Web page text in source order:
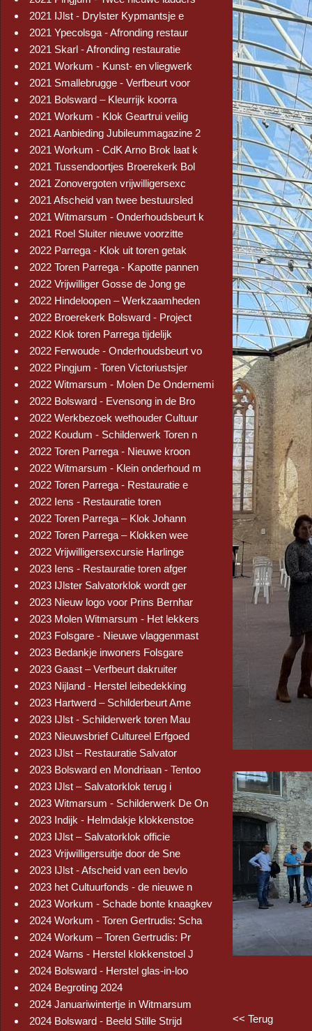
2021 IJlst - Drylster Kypmantsje e
2021 Ypecolsga - Afronding restaur
2021 Skarl - Afronding restauratie
2021 Workum - Kunst- en vliegwerk
2021 Smallebrugge - Verfbeurt voor
2021 Bolsward – Kleurrijk koorra
2021 Workum - Klok Geartrui veilig
2021 Aanbieding Jubileummagazine 2
2021 Workum - CdK Arno Brok laat k
2021 Tussendoortjes Broerekerk Bol
2021 Zonovergoten vrijwilligersexc
2021 Afscheid van twee bestuursled
2021 Witmarsum - Onderhoudsbeurt k
2021 Roel Sluiter nieuwe voorzitte
2022 Parrega - Klok uit toren getak
2022 Toren Parrega - Kapotte pannen
2022 Vrijwilliger Gosse de Jong ge
2022 Hindeloopen – Werkzaamheden
2022 Broerekerk Bolsward - Project
2022 Klok toren Parrega tijdelijk
2022 Ferwoude - Onderhoudsbeurt vo
2022 Pingjum - Toren Victoriustsjer
2022 Witmarsum - Molen De Ondernemi
2022 Bolsward - Evensong in de Bro
2022 Werkbezoek wethouder Cultuur
2022 Koudum - Schilderwerk Toren n
2022 Toren Parrega - Nieuwe kroon
2022 Witmarsum - Klein onderhoud m
2022 Toren Parrega - Restauratie e
2022 Iens - Restauratie toren
2022 Toren Parrega – Klok Johann
2022 Toren Parrega – Klokken wee
2022 Vrijwilligersexcursie Harlinge
2023 Iens - Restauratie toren afger
2023 IJlster Salvatorklok wordt ger
2023 Nieuw logo voor Prins Bernhar
2023 Molen Witmarsum - Het lekkers
2023 Folsgare - Nieuwe vlaggenmast
2023 Bedankje inwoners Folsgare
2023 Gaast – Verfbeurt dakruiter
2023 Nijland - Herstel leibedekking
2023 Hartwerd – Schilderbeurt Ame
2023 IJlst - Schilderwerk toren Mau
2023 Nieuwsbrief Cultureel Erfgoed
2023 IJlst – Restauratie Salvator
2023 Bolsward en Mondriaan - Tentoo
2023 IJlst – Salvatorklok terug i
2023 Witmarsum - Schilderwerk De On
2023 Indijk - Helmdakje klokkenstoe
2023 IJlst – Salvatorklok officie
2023 Vrijwilligersuitje door de Sne
2023 IJlst - Afscheid van een bevlo
2023 het Cultuurfonds - de nieuwe n
2023 Workum - Schade bonte knaagkev
2024 Workum - Toren Gertrudis: Scha
2024 Workum – Toren Gertrudis: Pr
2024 Warns - Herstel klokkenstoel J
2024 Bolsward - Herstel glas-in-loo
2024 Begroting 2024
2024 Januariwintertje in Witmarsum
2024 Bolsward - Beeld Stille Strijd
<< Terug